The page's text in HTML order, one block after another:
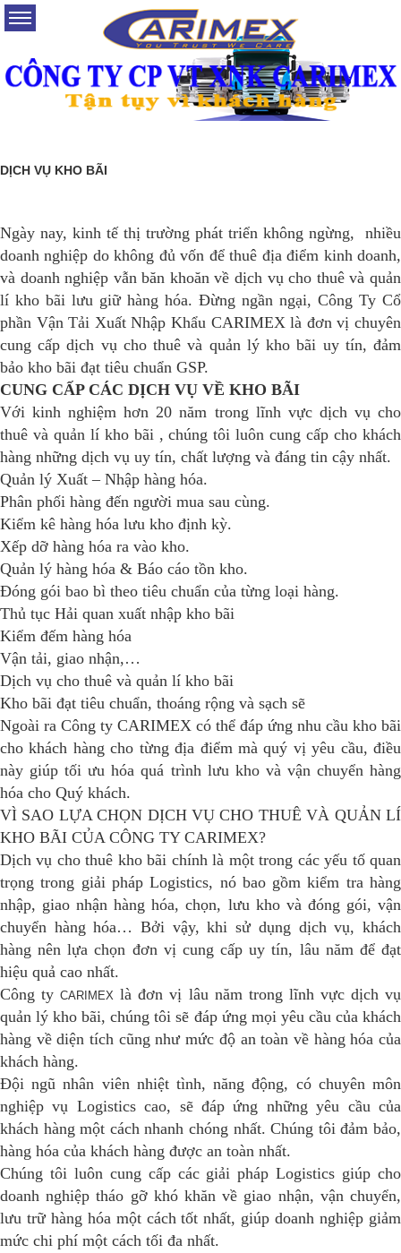
DỊCH VỤ KHO BÃI
Ngày nay, kinh tế thị trường phát triển không ngừng, nhiều
doanh nghiệp do không đủ vốn để thuê địa điểm kinh doanh,
và doanh nghiệp vẫn băn khoăn về dịch vụ cho thuê và quản
lí kho bãi lưu giữ hàng hóa. Đừng ngần ngại, Công Ty Cổ
phần Vận Tải Xuất Nhập Khẩu CARIMEX là đơn vị chuyên
cung cấp dịch vụ cho thuê và quản lý kho bãi uy tín, đảm
bảo kho bãi đạt tiêu chuẩn GSP.
CUNG CẤP CÁC DỊCH VỤ VỀ KHO BÃI
Với kinh nghiệm hơn 20 năm trong lĩnh vực dịch vụ cho
thuê và quản lí kho bãi , chúng tôi luôn cung cấp cho khách
hàng những dịch vụ uy tín, chất lượng và đáng tin cậy nhất.
Quản lý Xuất – Nhập hàng hóa.
Phân phối hàng đến người mua sau cùng.
Kiểm kê hàng hóa lưu kho định kỳ.
Xếp dỡ hàng hóa ra vào kho.
Quản lý hàng hóa & Báo cáo tồn kho.
Đóng gói bao bì theo tiêu chuẩn của từng loại hàng.
Thủ tục Hải quan xuất nhập kho bãi
Kiểm đếm hàng hóa
Vận tải, giao nhận,…
Dịch vụ cho thuê và quản lí kho bãi
Kho bãi đạt tiêu chuẩn, thoáng rộng và sạch sẽ
Ngoài ra Công ty CARIMEX có thể đáp ứng nhu cầu kho bãi
cho khách hàng cho từng địa điểm mà quý vị yêu cầu, điều
này giúp tối ưu hóa quá trình lưu kho và vận chuyển hàng
hóa cho Quý khách.
VÌ SAO LỰA CHỌN DỊCH VỤ CHO THUÊ VÀ QUẢN LÍ
KHO BÃI CỦA CÔNG TY CARIMEX?
Dịch vụ cho thuê kho bãi chính là một trong các yếu tố quan
trọng trong giải pháp Logistics, nó bao gồm kiểm tra hàng
nhập, giao nhận hàng hóa, chọn, lưu kho và đóng gói, vận
chuyển hàng hóa… Bởi vậy, khi sử dụng dịch vụ, khách
hàng nên lựa chọn đơn vị cung cấp uy tín, lâu năm để đạt
hiệu quả cao nhất.
Công tyCARIMEX là đơn vị lâu năm trong lĩnh vực dịch vụ
quản lý kho bãi, chúng tôi sẽ đáp ứng mọi yêu cầu của khách
hàng về diện tích cũng như mức độ an toàn về hàng hóa của
khách hàng.
Đội ngũ nhân viên nhiệt tình, năng động, có chuyên môn
nghiệp vụ Logistics cao, sẽ đáp ứng những yêu cầu của
khách hàng một cách nhanh chóng nhất. Chúng tôi đảm bảo,
hàng hóa của khách hàng được an toàn nhất.
Chúng tôi luôn cung cấp các giải pháp Logistics giúp cho
doanh nghiệp tháo gỡ khó khăn về giao nhận, vận chuyển,
lưu trữ hàng hóa một cách tốt nhất, giúp doanh nghiệp giảm
mức chi phí một cách tối đa nhất.